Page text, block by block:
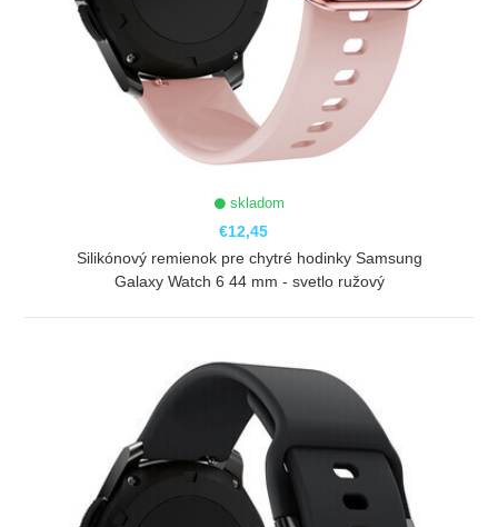
skladom
€12,45
Silikónový remienok pre chytré hodinky Samsung
Galaxy Watch 6 44 mm - svetlo ružový